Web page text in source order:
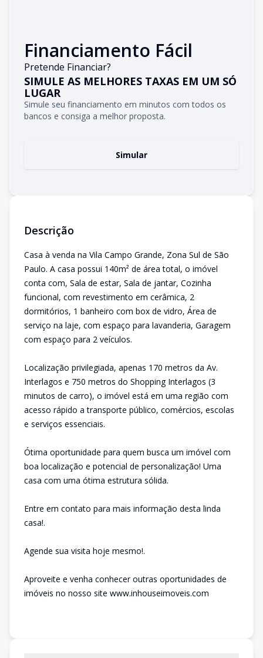
Financiamento Fácil
Pretende Financiar?
SIMULE AS MELHORES TAXAS EM UM SÓ
LUGAR
Simule seu financiamento em minutos com todos os
bancos e consiga a melhor proposta.
Simular
Descrição
Casa à venda na Vila Campo Grande, Zona Sul de São
Paulo. A casa possui 140m² de área total, o imóvel
conta com, Sala de estar, Sala de jantar, Cozinha
funcional, com revestimento em cerâmica, 2
dormitórios, 1 banheiro com box de vidro, Área de
serviço na laje, com espaço para lavanderia, Garagem
com espaço para 2 veículos.
Localização privilegiada, apenas 170 metros da Av.
Interlagos e 750 metros do Shopping Interlagos (3
minutos de carro), o imóvel está em uma região com
acesso rápido a transporte público, comércios, escolas
e serviços essenciais.
Ótima oportunidade para quem busca um imóvel com
boa localização e potencial de personalização! Uma
casa com uma ótima estrutura sólida.
Entre em contato para mais informação desta linda
casa!.
Agende sua visita hoje mesmo!.
Aproveite e venha conhecer outras oportunidades de
imóveis no nosso site www.inhouseimoveis.com